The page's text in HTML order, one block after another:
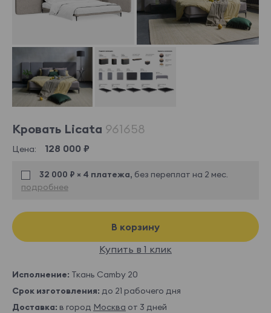
Кровать Licata 961658
Цена: 128 000 ₽
32 000 ₽ × 4 платежа, без переплат на 2 мес.
подробнее
В корзину
Купить в 1 клик
Исполнение: Ткань Camby 20
Срок изготовления: до 21 рабочего дня
Доставка: в город Москва от 3 дней